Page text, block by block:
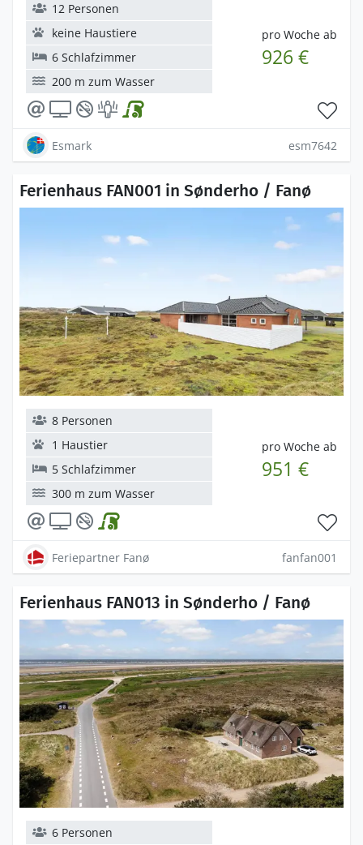
pro Woche ab
926 €
12 Personen
keine Haustiere
6 Schlafzimmer
200 m zum Wasser
Esmark esm7642
Ferienhaus FAN001 in Sønderho / Fanø
pro Woche ab
951 €
8 Personen
1 Haustier
5 Schlafzimmer
300 m zum Wasser
Feriepartner Fanø fanfan001
Ferienhaus FAN013 in Sønderho / Fanø
6 Personen